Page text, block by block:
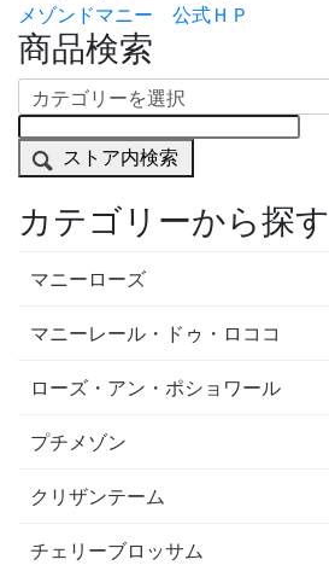
メゾンドマニー 公式ＨＰ
商品検索
ストア内検索
カテゴリーから探す
マニーローズ
マニーレール・ドゥ・ロココ
ローズ・アン・ポショワール
プチメゾン
クリザンテーム
チェリーブロッサム